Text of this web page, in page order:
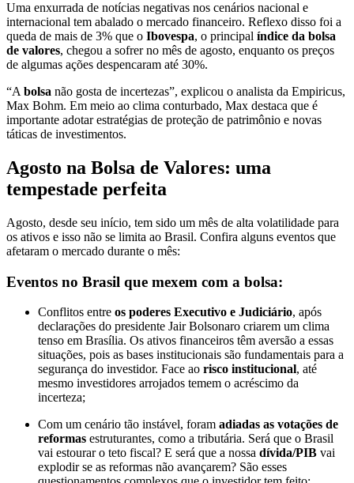
Uma enxurrada de notícias negativas nos cenários nacional e
internacional tem abalado o mercado financeiro. Reflexo disso foi a
queda de mais de 3% que o Ibovespa, o principal índice da bolsa
de valores, chegou a sofrer no mês de agosto, enquanto os preços
de algumas ações despencaram até 30%.
“A bolsa não gosta de incertezas”, explicou o analista da Empiricus,
Max Bohm. Em meio ao clima conturbado, Max destaca que é
importante adotar estratégias de proteção de patrimônio e novas
táticas de investimentos.
Agosto na Bolsa de Valores: uma
tempestade perfeita
Agosto, desde seu início, tem sido um mês de alta volatilidade para
os ativos e isso não se limita ao Brasil. Confira alguns eventos que
afetaram o mercado durante o mês:
Eventos no Brasil que mexem com a bolsa:
Conflitos entre os poderes Executivo e Judiciário, após
declarações do presidente Jair Bolsonaro criarem um clima
tenso em Brasília. Os ativos financeiros têm aversão a essas
situações, pois as bases institucionais são fundamentais para a
segurança do investidor. Face ao risco institucional, até
mesmo investidores arrojados temem o acréscimo da
incerteza;
Com um cenário tão instável, foram adiadas as votações de
reformas estruturantes, como a tributária. Será que o Brasil
vai estourar o teto fiscal? E será que a nossa dívida/PIB vai
explodir se as reformas não avançarem? São esses